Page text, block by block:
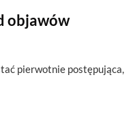
objawów
pierwotnie postępująca,